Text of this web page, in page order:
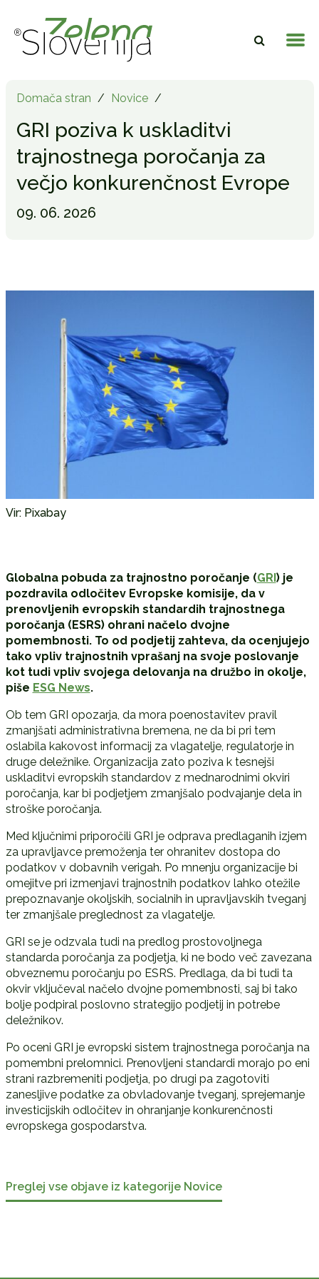
Domača stran / Novice /
GRI poziva k uskladitvi
trajnostnega poročanja za
večjo konkurenčnost Evrope
09. 06. 2026
Vir: Pixabay
Globalna pobuda za trajnostno poročanje (GRI) je
pozdravila odločitev Evropske komisije, da v
prenovljenih evropskih standardih trajnostnega
poročanja (ESRS) ohrani načelo dvojne
pomembnosti. To od podjetij zahteva, da ocenjujejo
tako vpliv trajnostnih vprašanj na svoje poslovanje
kot tudi vpliv svojega delovanja na družbo in okolje,
piše ESG News.
Ob tem GRI opozarja, da mora poenostavitev pravil
zmanjšati administrativna bremena, ne da bi pri tem
oslabila kakovost informacij za vlagatelje, regulatorje in
druge deležnike. Organizacija zato poziva k tesnejši
uskladitvi evropskih standardov z mednarodnimi okviri
poročanja, kar bi podjetjem zmanjšalo podvajanje dela in
stroške poročanja.
Med ključnimi priporočili GRI je odprava predlaganih izjem
za upravljavce premoženja ter ohranitev dostopa do
podatkov v dobavnih verigah. Po mnenju organizacije bi
omejitve pri izmenjavi trajnostnih podatkov lahko otežile
prepoznavanje okoljskih, socialnih in upravljavskih tveganj
ter zmanjšale preglednost za vlagatelje.
GRI se je odzvala tudi na predlog prostovoljnega
standarda poročanja za podjetja, ki ne bodo več zavezana
obveznemu poročanju po ESRS. Predlaga, da bi tudi ta
okvir vključeval načelo dvojne pomembnosti, saj bi tako
bolje podpiral poslovno strategijo podjetij in potrebe
deležnikov.
Po oceni GRI je evropski sistem trajnostnega poročanja na
pomembni prelomnici. Prenovljeni standardi morajo po eni
strani razbremeniti podjetja, po drugi pa zagotoviti
zanesljive podatke za obvladovanje tveganj, sprejemanje
investicijskih odločitev in ohranjanje konkurenčnosti
evropskega gospodarstva.
Preglej vse objave iz kategorije Novice